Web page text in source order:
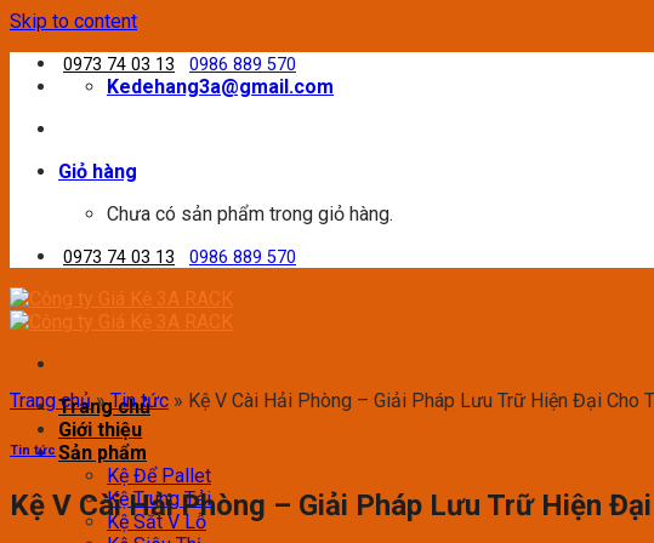
Skip to content
0973 74 03 13 0986 889 570
Kedehang3a@gmail.com
Giỏ hàng
Chưa có sản phẩm trong giỏ hàng.
0973 74 03 13 0986 889 570
Trang chủ
Giới thiệu
Sản phẩm
Kệ Để Pallet
Kệ Trung Tải
Kệ Sắt V Lỗ
Trang chủ»Tin tức » Kệ V Cài Hải Phòng – Giải Pháp Lưu Trữ Hiện Đại Cho
Tin tức
Kệ V Cài Hải Phòng – Giải Pháp Lưu Trữ Hiện